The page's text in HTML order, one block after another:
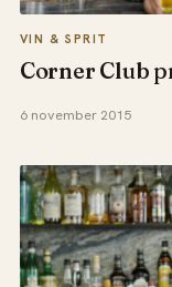
VIN & SPRIT
Corner Club
6 november 2015